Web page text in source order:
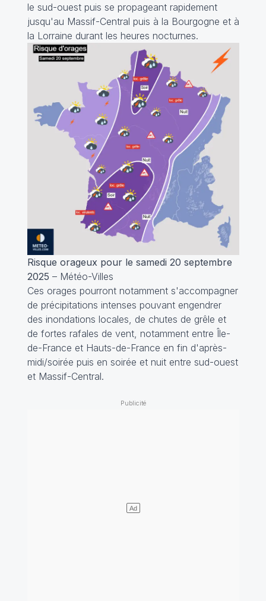
le sud-ouest puis se propageant rapidement
jusqu'au Massif-Central puis à la Bourgogne et à
la Lorraine durant les heures nocturnes.
Risque orageux pour le samedi 20 septembre
2025 – Météo-Villes
Ces orages pourront notamment s'accompagner
de précipitations intenses pouvant engendrer
des inondations locales, de chutes de grêle et
de fortes rafales de vent, notamment entre Île-
de-France et Hauts-de-France en fin d'après-
midi/soirée puis en soirée et nuit entre sud-ouest
et Massif-Central.